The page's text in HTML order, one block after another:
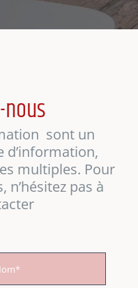
sont un
d’information,
multiples. Pour
pas à